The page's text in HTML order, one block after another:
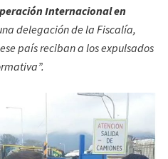
Internacional en
delegación de la Fiscalía,
país reciban a los expulsados